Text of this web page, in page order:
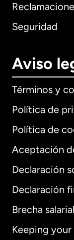
Seguridad
Aviso
Términos y
Política de
Política de
Aceptación
Declaración
Declaración
Brecha
Keeping